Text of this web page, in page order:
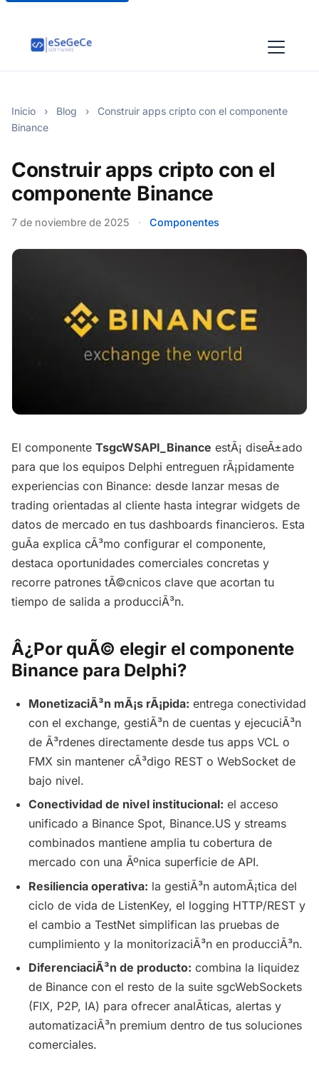
Inicio › Blog ›
Construir apps cripto con el componente
Binance
Construir apps cripto con el
componente Binance
7 de noviembre de 2025 · Componentes
El componente TsgcWSAPI_Binance estÃ¡ diseÃ±ado
para que los equipos Delphi entreguen rÃ¡pidamente
experiencias con Binance: desde lanzar mesas de
trading orientadas al cliente hasta integrar widgets de
datos de mercado en tus dashboards financieros. Esta
guÃ­a explica cÃ³mo configurar el componente,
destaca oportunidades comerciales concretas y
recorre patrones tÃ©cnicos clave que acortan tu
tiempo de salida a producciÃ³n.
Â¿Por quÃ© elegir el componente
Binance para Delphi?
MonetizaciÃ³n mÃ¡s rÃ¡pida: entrega conectividad
con el exchange, gestiÃ³n de cuentas y ejecuciÃ³n
de Ã³rdenes directamente desde tus apps VCL o
FMX sin mantener cÃ³digo REST o WebSocket de
bajo nivel.
Conectividad de nivel institucional: el acceso
unificado a Binance Spot, Binance.US y streams
combinados mantiene amplia tu cobertura de
mercado con una Ãºnica superficie de API.
Resiliencia operativa: la gestiÃ³n automÃ¡tica del
ciclo de vida de ListenKey, el logging HTTP/REST y
el cambio a TestNet simplifican las pruebas de
cumplimiento y la monitorizaciÃ³n en producciÃ³n.
DiferenciaciÃ³n de producto: combina la liquidez
de Binance con el resto de la suite sgcWebSockets
(FIX, P2P, IA) para ofrecer analÃ­ticas, alertas y
automatizaciÃ³n premium dentro de tus soluciones
comerciales.